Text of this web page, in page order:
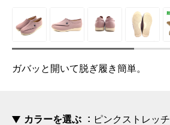
ガバッと開いて脱ぎ履き簡単。
カラーを選ぶ ピンクストレッチ